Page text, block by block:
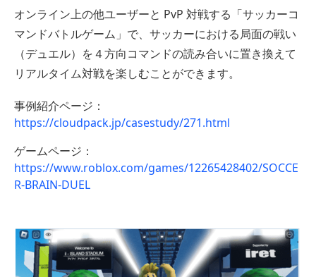
オンライン上の他ユーザーと PvP 対戦する「サッカーコ
マンドバトルゲーム」で、サッカーにおける局面の戦い
（デュエル）を４方向コマンドの読み合いに置き換えて
リアルタイム対戦を楽しむことができます。
事例紹介ページ：
https://cloudpack.jp/casestudy/271.html
ゲームページ：
https://www.roblox.com/games/12265428402/SOCCE
R-BRAIN-DUEL